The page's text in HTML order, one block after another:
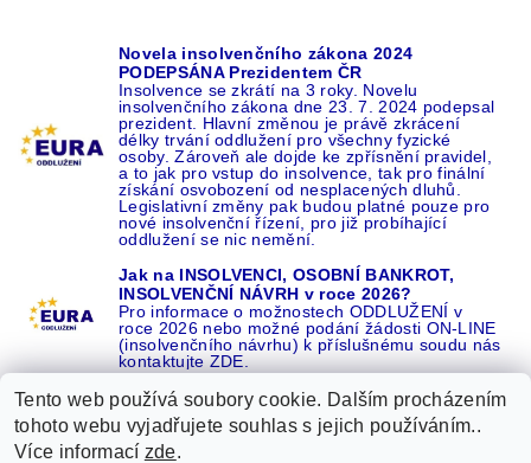
Novela insolvenčního zákona 2024
PODEPSÁNA Prezidentem ČR
Insolvence se zkrátí na 3 roky. Novelu
insolvenčního zákona dne 23. 7. 2024 podepsal
prezident. Hlavní změnou je právě zkrácení
délky trvání oddlužení pro všechny fyzické
osoby. Zároveň ale dojde ke zpřísnění pravidel,
a to jak pro vstup do insolvence, tak pro finální
získání osvobození od nesplacených dluhů.
Legislativní změny pak budou platné pouze pro
nové insolvenční řízení, pro již probíhající
oddlužení se nic nemění.
Jak na INSOLVENCI, OSOBNÍ BANKROT,
INSOLVENČNÍ NÁVRH v roce 2026?
Pro informace o možnostech ODDLUŽENÍ v
roce 2026 nebo možné podání žádosti ON-LINE
(insolvenčního návrhu) k příslušnému soudu nás
kontaktujte ZDE.
Tento web používá soubory cookie. Dalším procházením
tohoto webu vyjadřujete souhlas s jejich používáním..
Více informací zde.